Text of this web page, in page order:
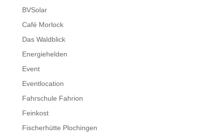
BVSolar
Café Morlock
Das Waldblick
Energiehelden
Event
Eventlocation
Fahrschule Fahrion
Feinkost
Fischerhütte Plochingen